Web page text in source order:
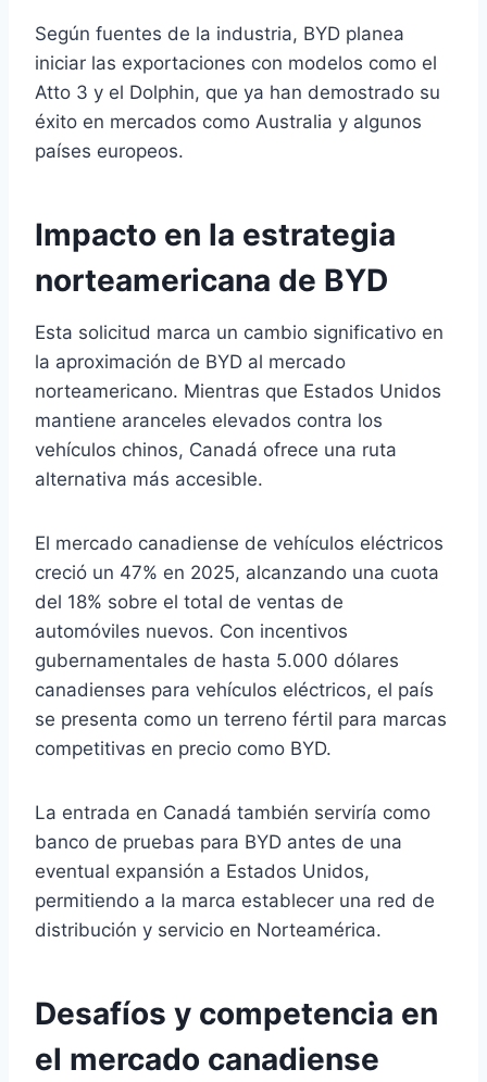
Según fuentes de la industria, BYD planea
iniciar las exportaciones con modelos como el
Atto 3 y el Dolphin, que ya han demostrado su
éxito en mercados como Australia y algunos
países europeos.
Impacto en la estrategia
norteamericana de BYD
Esta solicitud marca un cambio significativo en
la aproximación de BYD al mercado
norteamericano. Mientras que Estados Unidos
mantiene aranceles elevados contra los
vehículos chinos, Canadá ofrece una ruta
alternativa más accesible.
El mercado canadiense de vehículos eléctricos
creció un 47% en 2025, alcanzando una cuota
del 18% sobre el total de ventas de
automóviles nuevos. Con incentivos
gubernamentales de hasta 5.000 dólares
canadienses para vehículos eléctricos, el país
se presenta como un terreno fértil para marcas
competitivas en precio como BYD.
La entrada en Canadá también serviría como
banco de pruebas para BYD antes de una
eventual expansión a Estados Unidos,
permitiendo a la marca establecer una red de
distribución y servicio en Norteamérica.
Desafíos y competencia en
el mercado canadiense